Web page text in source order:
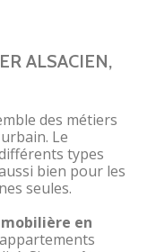
ALSACIEN,
des métiers
Le
types
bien pour les
seules.
en